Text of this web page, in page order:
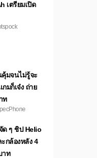
เตรียมเปิด
คุ้มจนไม่รู้จะ
กมก็เจ๋ง ถ่าย
ท
ด ๆ ชิป Helio
กล้องหลัง 4
าท